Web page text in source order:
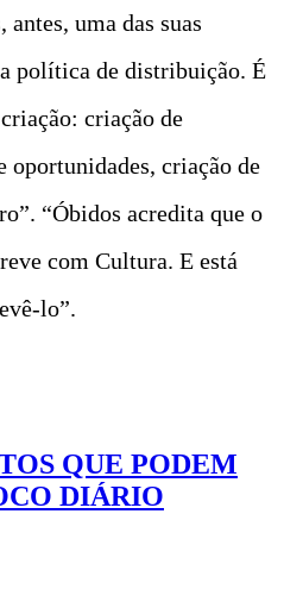
uma das suas
política de distribuição. É
criação de
oportunidades, criação de
“Óbidos acredita que o
com Cultura. E está
lo”.
QUE PODEM
DIÁRIO